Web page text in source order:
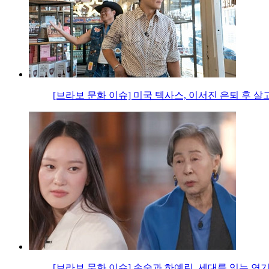
[브라보 문화 이슈] 미국 텍사스, 이서진 은퇴 후 살